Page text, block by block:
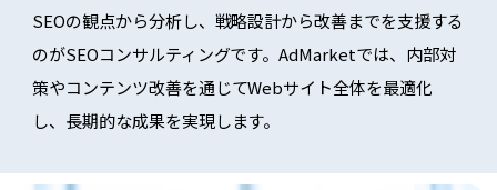
SEOの観点から分析し、戦略設計から改善までを支援する
のがSEOコンサルティングです。AdMarketでは、内部対
策やコンテンツ改善を通じてWebサイト全体を最適化
し、長期的な成果を実現します。